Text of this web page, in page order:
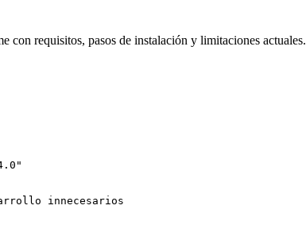
con requisitos, pasos de instalación y limitaciones actuales.
innecesarios